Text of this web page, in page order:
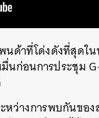
ด้าที่โด่งดังที่สุดใ
ก่อนการประชุม
หว่างการพบกันขอ